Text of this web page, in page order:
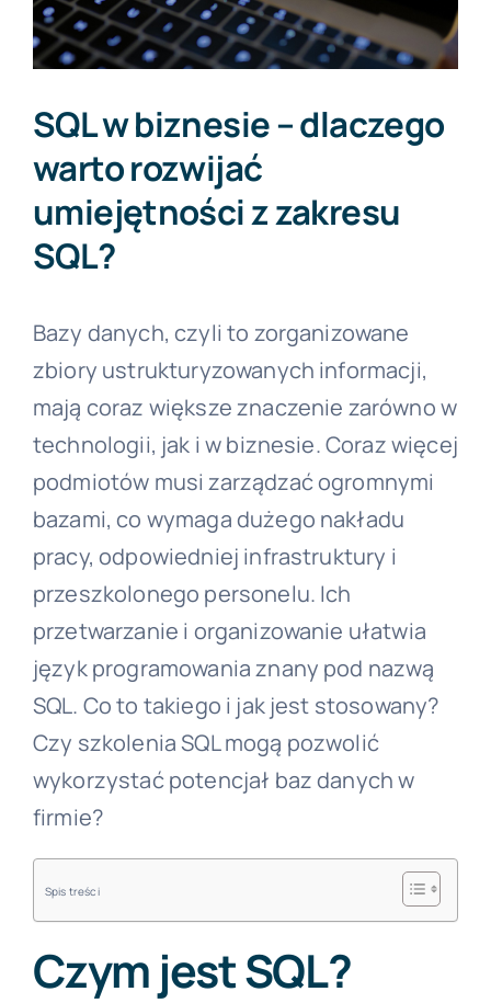
Forum PŚK
O nas
Kontakt
SQL w biznesie – dlaczego
warto rozwijać
umiejętności z zakresu
SQL?
Bazy danych, czyli to zorganizowane
zbiory ustrukturyzowanych informacji,
mają coraz większe znaczenie zarówno w
technologii, jak i w biznesie. Coraz więcej
podmiotów musi zarządzać ogromnymi
bazami, co wymaga dużego nakładu
pracy, odpowiedniej infrastruktury i
przeszkolonego personelu. Ich
przetwarzanie i organizowanie ułatwia
język programowania znany pod nazwą
SQL. Co to takiego i jak jest stosowany?
Czy szkolenia SQL mogą pozwolić
wykorzystać potencjał baz danych w
firmie?
Spis treści
Czym jest SQL?